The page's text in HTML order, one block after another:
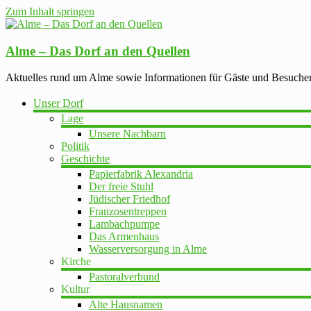
Zum Inhalt springen
Alme – Das Dorf an den Quellen
Aktuelles rund um Alme sowie Informationen für Gäste und
Unser Dorf
Lage
Unsere Nachbarn
Politik
Geschichte
Papierfabrik Alexandria
Der freie Stuhl
Jüdischer Friedhof
Franzosentreppen
Lambachpumpe
Das Armenhaus
Wasserversorgung in Alme
Kirche
Pastoralverbund
Kultur
Alte Hausnamen